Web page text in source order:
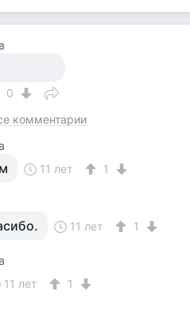
0
комментарии
11 лет 1
11 лет 1
11 лет 1